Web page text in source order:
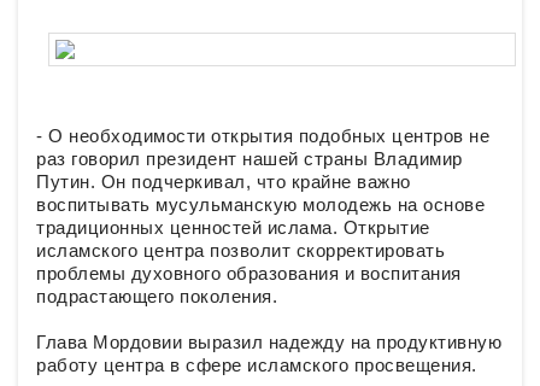
- О необходимости открытия подобных центров не
раз говорил президент нашей страны Владимир
Путин. Он подчеркивал, что крайне важно
воспитывать мусульманскую молодежь на основе
традиционных ценностей ислама. Открытие
исламского центра позволит скорректировать
проблемы духовного образования и воспитания
подрастающего поколения.
Глава Мордовии выразил надежду на продуктивную
работу центра в сфере исламского просвещения.